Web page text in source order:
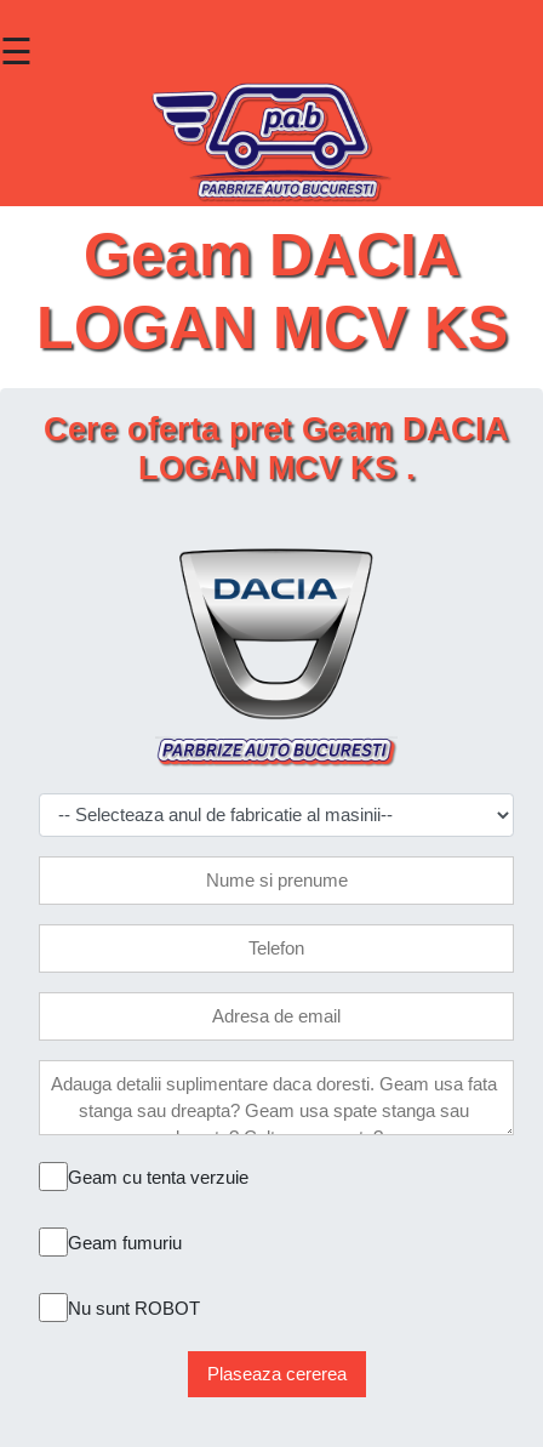
☰
Lunete
Geamuri
Contact
Geam DACIA
LOGAN MCV KS
Cere oferta pret Geam DACIA
LOGAN MCV KS .
Geam cu tenta verzuie
Geam fumuriu
Nu sunt ROBOT
Plaseaza cererea